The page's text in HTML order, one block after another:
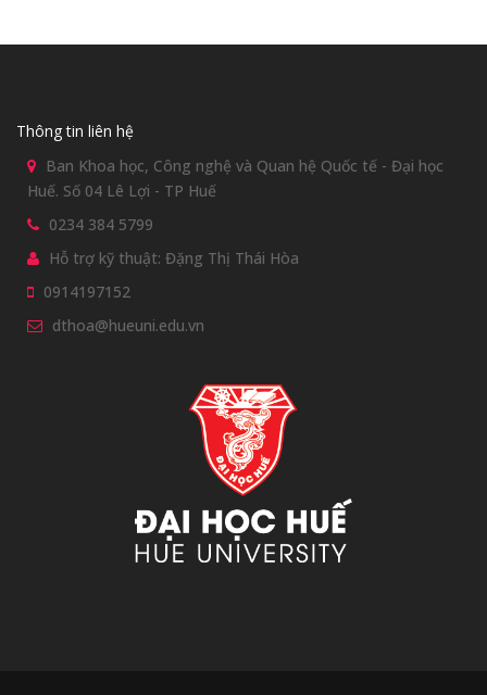
Thông tin liên hệ
Ban Khoa học, Công nghệ và Quan hệ Quốc tế - Đại học
Huế. Số 04 Lê Lợi - TP Huế
0234 384 5799
Hỗ trợ kỹ thuật: Đặng Thị Thái Hòa
0914197152
dthoa@hueuni.edu.vn